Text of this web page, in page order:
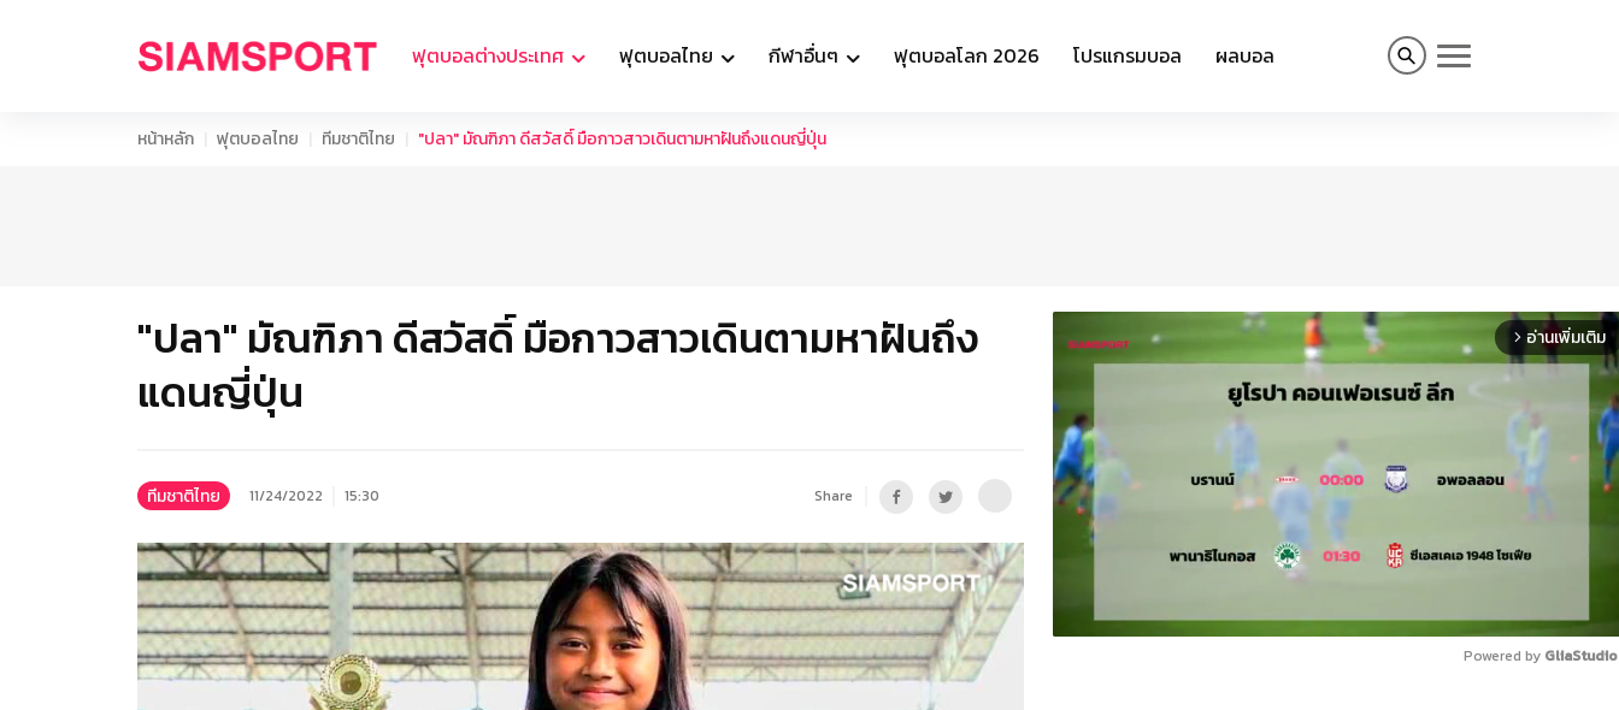
ฟุตบอลต่างประเทศ ฟุตบอลไทย กีฬาอื่นๆ ฟุตบอลโลก 2026 โปรแกรมบอล ผลบอล
หน้าหลัก ฟุตบอลไทย ทีมชาติไทย "ปลา" มัณฑิภา ดีสวัสดิ์ มือกาวสาวเดินตามหาฝันถึงแดนญี่ปุ่น
"ปลา" มัณฑิภา ดีสวัสดิ์ มือกาวสาวเดินตามหาฝันถึง
แดนญี่ปุ่น
ทีมชาติไทย 11/24/2022 15:30 Share
arrow_forward_ios อ่านเพิ่มเติม
Powered by